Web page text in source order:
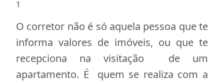
O corretor não é só aquela pessoa que te
informa valores de imóveis, ou que te
recepciona na visitação de um
apartamento. É quem se realiza com a